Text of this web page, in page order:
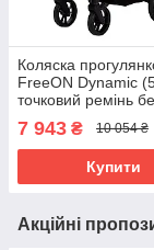
Коляска
FreeON Dynamic
точковий ремінь
7 943 ₴ 10 054 ₴
Купити
Акційні